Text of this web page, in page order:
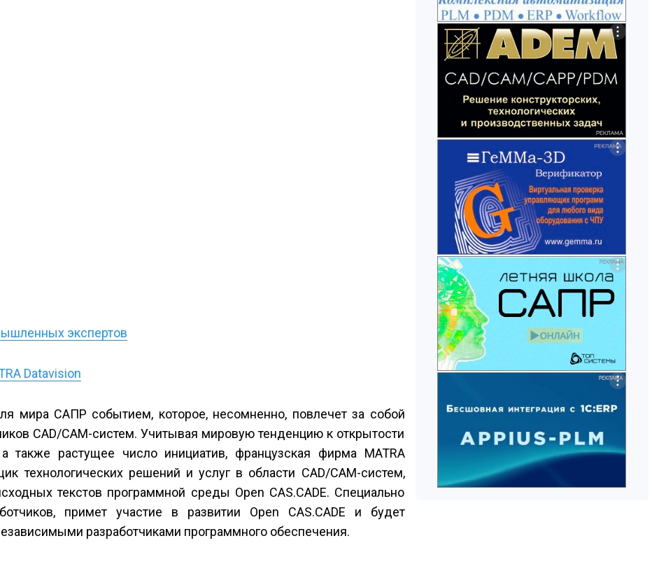
экспертов
Datavision
мира САПР событием, которое, несомненно, повлечет за собой
CAD/CAM-систем. Учитывая мировую тенденцию к открытости
также растущее число инициатив, французская фирма MATRA
технологических решений и услуг в области CAD/CAM-систем,
текстов программной среды Open CAS.CADE. Специально
примет участие в развитии Open CAS.CADE и будет
разработчиками программного обеспечения.